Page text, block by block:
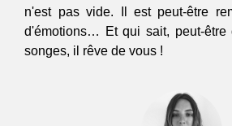
n'est pas vide. Il est peut-être
d'émotions… Et qui sait, peut-être
songes, il rêve de vous !